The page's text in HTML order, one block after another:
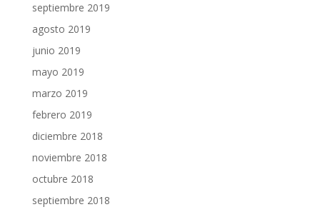
septiembre 2019
agosto 2019
junio 2019
mayo 2019
marzo 2019
febrero 2019
diciembre 2018
noviembre 2018
octubre 2018
septiembre 2018